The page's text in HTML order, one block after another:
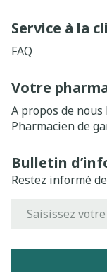
Service à la
FAQ
Votre
A propos de nous
Pharmacien de
Bulletin
Restez informé